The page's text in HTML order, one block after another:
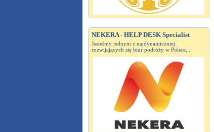
NEKERA - HELP DESK Specialist
Jesteśmy jednym z najdynamiczniej
rozwijających się biur podróży w Polsce,...